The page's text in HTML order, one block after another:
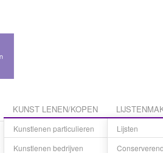
KUNST LENEN/KOPEN
Kunstlenen particulieren
Tarieven
Kunst
Kunstlenen bedrijven
Lijsten